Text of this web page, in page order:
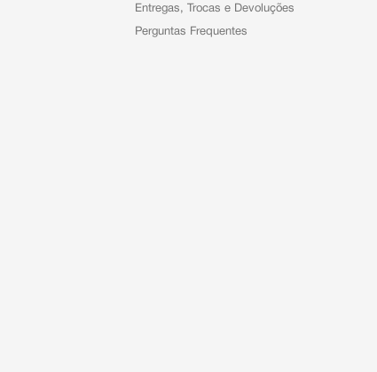
Entregas, Trocas e Devoluções
Perguntas Frequentes